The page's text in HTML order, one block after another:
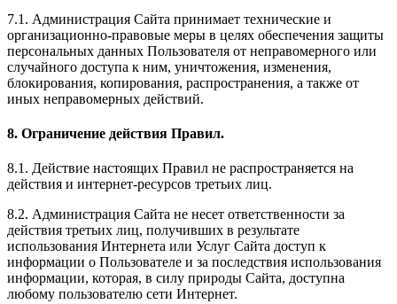
7.1. Администрация Сайта принимает технические и
организационно-правовые меры в целях обеспечения защиты
персональных данных Пользователя от неправомерного или
случайного доступа к ним, уничтожения, изменения,
блокирования, копирования, распространения, а также от
иных неправомерных действий.
8. Ограничение действия Правил.
8.1. Действие настоящих Правил не распространяется на
действия и интернет-ресурсов третьих лиц.
8.2. Администрация Сайта не несет ответственности за
действия третьих лиц, получивших в результате
использования Интернета или Услуг Сайта доступ к
информации о Пользователе и за последствия использования
информации, которая, в силу природы Сайта, доступна
любому пользователю сети Интернет.